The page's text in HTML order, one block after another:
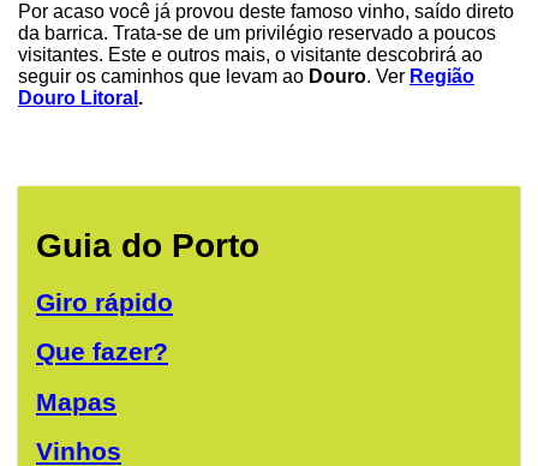
Por acaso você já provou deste famoso vinho, saído direto
da barrica. Trata-se de um privilégio reservado a poucos
visitantes. Este e outros mais, o visitante descobrirá ao
seguir os caminhos que levam ao Douro. Ver Região
Douro Litoral .
Guia do Porto
Giro rápido
Que fazer?
Mapas
Vinhos